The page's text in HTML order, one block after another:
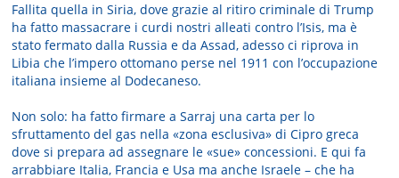
Fallita quella in Siria, dove grazie al ritiro criminale di Trump
ha fatto massacrare i curdi nostri alleati contro l’Isis, ma è
stato fermato dalla Russia e da Assad, adesso ci riprova in
Libia che l’impero ottomano perse nel 1911 con l’occupazione
italiana insieme al Dodecaneso.
Non solo: ha fatto firmare a Sarraj una carta per lo
sfruttamento del gas nella «zona esclusiva» di Cipro greca
dove si prepara ad assegnare le «sue» concessioni. E qui fa
arrabbiare Italia, Francia e Usa ma anche Israele – che ha